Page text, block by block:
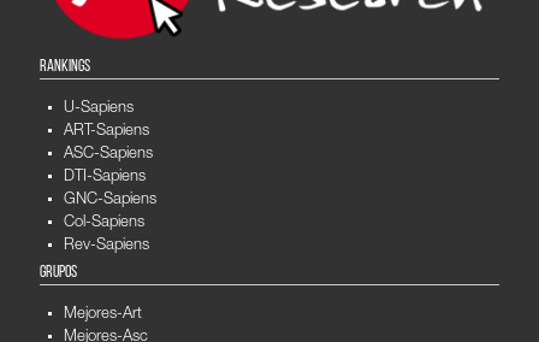
RANKINGS
U-Sapiens
ART-Sapiens
ASC-Sapiens
DTI-Sapiens
GNC-Sapiens
Col-Sapiens
Rev-Sapiens
GRUPOS
Mejores-Art
Mejores-Asc